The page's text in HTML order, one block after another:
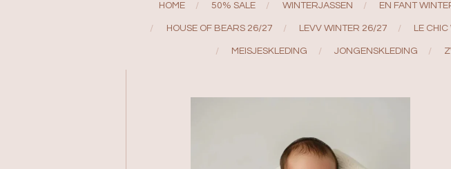
HOME 50% SALE WINTERJASSEN EN FANT
HOUSE OF BEARS 26/27 LEVV WINTER 26/27 LE
MEISJESKLEDING JONGENSKLEDING